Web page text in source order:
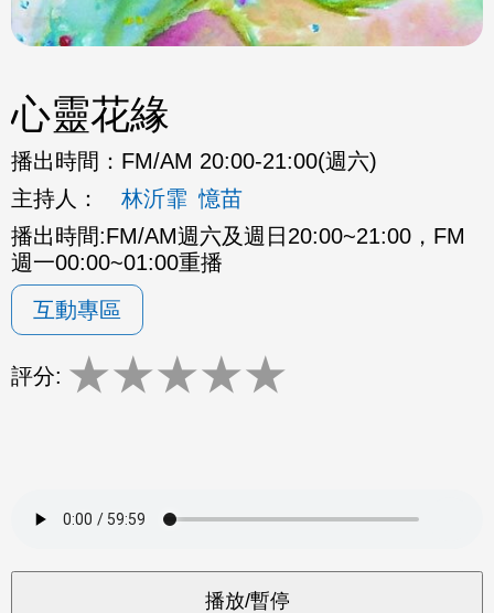
心靈花緣
播出時間： FM/AM 20:00-21:00(週六)
主持人：
林沂霏 憶苗
播出時間:FM/AM週六及週日20:00~21:00，FM
週一00:00~01:00重播
互動專區
評分: ★★★★★